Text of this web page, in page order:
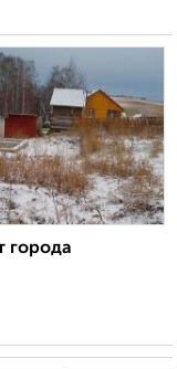
города